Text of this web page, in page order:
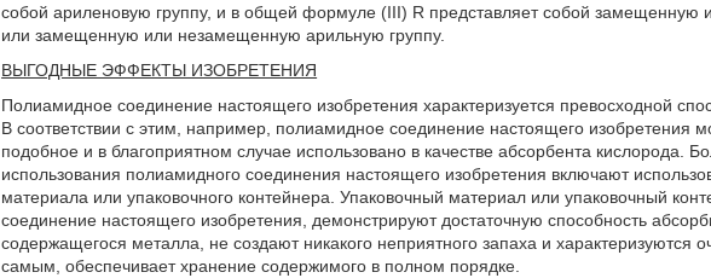
собой ариленовую группу, и в общей формуле (III) R представляет собой замещенную
или замещенную или незамещенную арильную группу.
ВЫГОДНЫЕ ЭФФЕКТЫ ИЗОБРЕТЕНИЯ
Полиамидное соединение настоящего изобретения характеризуется превосходной
В соответствии с этим, например, полиамидное соединение настоящего изобретения
подобное и в благоприятном случае использовано в качестве абсорбента кислорода.
использования полиамидного соединения настоящего изобретения включают
материала или упаковочного контейнера. Упаковочный материал или упаковочный
соединение настоящего изобретения, демонстрируют достаточную способность
содержащегося металла, не создают никакого неприятного запаха и характеризуются
самым, обеспечивает хранение содержимого в полном порядке.